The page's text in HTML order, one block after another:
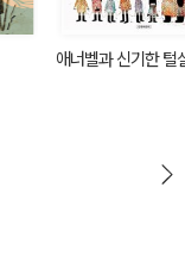
애너벨과 신기한 털